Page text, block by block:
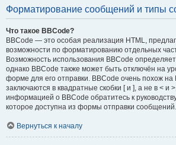
Форматирование сообщений и типы
Что такое BBCode?
BBCode — это особая реализация HTML,
возможности по форматированию отдельных
Возможность использования BBCode
однако BBCode также может быть отключён на
форме для его отправки. BBCode очень похож на
заключаются в квадратные скобки [ и ], а не в < и
информацией о BBCode обратитесь к
которое доступна из формы отправки сообщений.
Вернуться к началу